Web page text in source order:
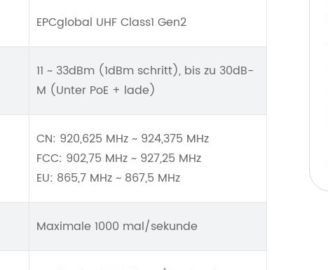
EPCglobal UHF Class1 Gen2
11 ~ 33dBm (1dBm schritt), bis zu 30dB-
M (Unter PoE + lade)
CN: 920,625 MHz ~ 924,375 MHz
FCC: 902,75 MHz ~ 927,25 MHz
EU: 865,7 MHz ~ 867,5 MHz
Maximale 1000 mal/sekunde